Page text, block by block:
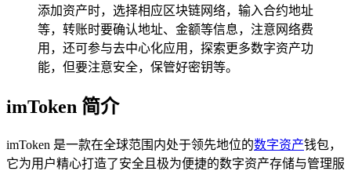
添加资产时，选择相应区块链网络，输入合约地址
等，转账时要确认地址、金额等信息，注意网络费
用，还可参与去中心化应用，探索更多数字资产功
能，但要注意安全，保管好密钥等。
imToken 简介
imToken 是一款在全球范围内处于领先地位的数字资产钱包，
它为用户精心打造了安全且极为便捷的数字资产存储与管理服